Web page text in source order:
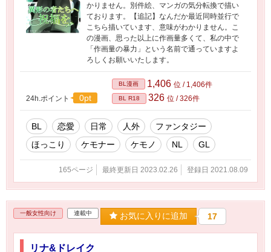
かりません。別件絵、マンガの気分転換で描い
ております。【追記】なんだか最近同時並行で
こちら描いています、意味がわかりません。こ
の漫画、思った以上に作画量多くて、私の中で
「作画量の暴力」という名前で通っていますよ
ろしくお願いいたします。
24h.ポイント 0pt
BL漫画 1,406 位 / 1,406件
BL R18 326 位 / 326件
BL 恋愛 日常 人外
ファンタジー
ほっこり
ケモナー ケモノ NL GL
165ページ 最終更新日 2023.02.26 登録日 2021.08.09
一般女性向け 連載中 お気に入りに追加 17
リナ&ドレイク